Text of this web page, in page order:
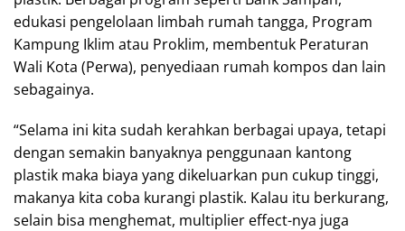
edukasi pengelolaan limbah rumah tangga, Program
Kampung Iklim atau Proklim, membentuk Peraturan
Wali Kota (Perwa), penyediaan rumah kompos dan lain
sebagainya.
“Selama ini kita sudah kerahkan berbagai upaya, tetapi
dengan semakin banyaknya penggunaan kantong
plastik maka biaya yang dikeluarkan pun cukup tinggi,
makanya kita coba kurangi plastik. Kalau itu berkurang,
selain bisa menghemat, multiplier effect-nya juga